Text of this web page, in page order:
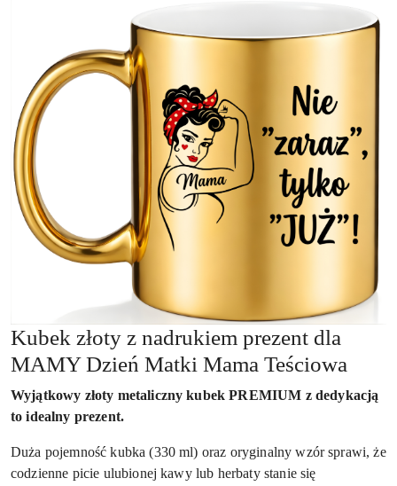
Kubek złoty z nadrukiem prezent dla
MAMY Dzień Matki Mama Teściowa
Wyjątkowy złoty metaliczny kubek PREMIUM z dedykacją
to idealny prezent.
Duża pojemność kubka (330 ml) oraz oryginalny wzór sprawi, że
codzienne picie ulubionej kawy lub herbaty stanie się